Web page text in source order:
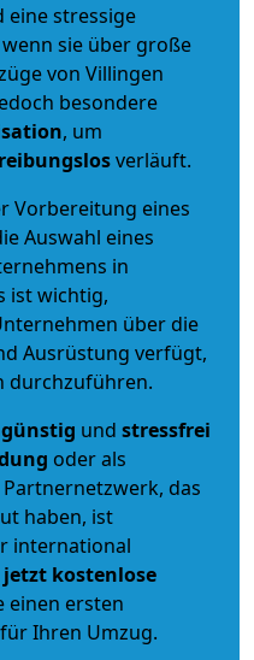
eine stressige
sie über große
von Villingen
besondere
, um
reibungslosverläuft.
Vorbereitung eines
Auswahl eines
in
ist wichtig,
über die
Ausrüstung verfügt,
durchzuführen.
und stressfrei
oder als
Partnernetzwerk, das
haben, ist
international
jetzt kostenlose
einen ersten
Ihren Umzug.